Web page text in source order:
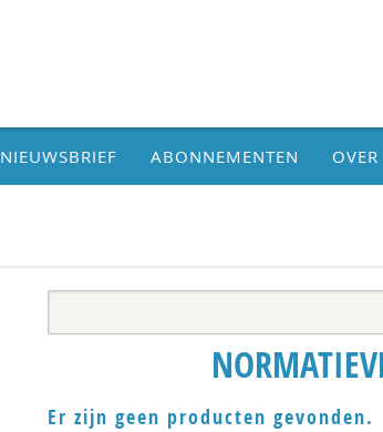
NIEUWSBRIEF ABONNEMENTEN OVER
Er zijn geen producten gevonden.